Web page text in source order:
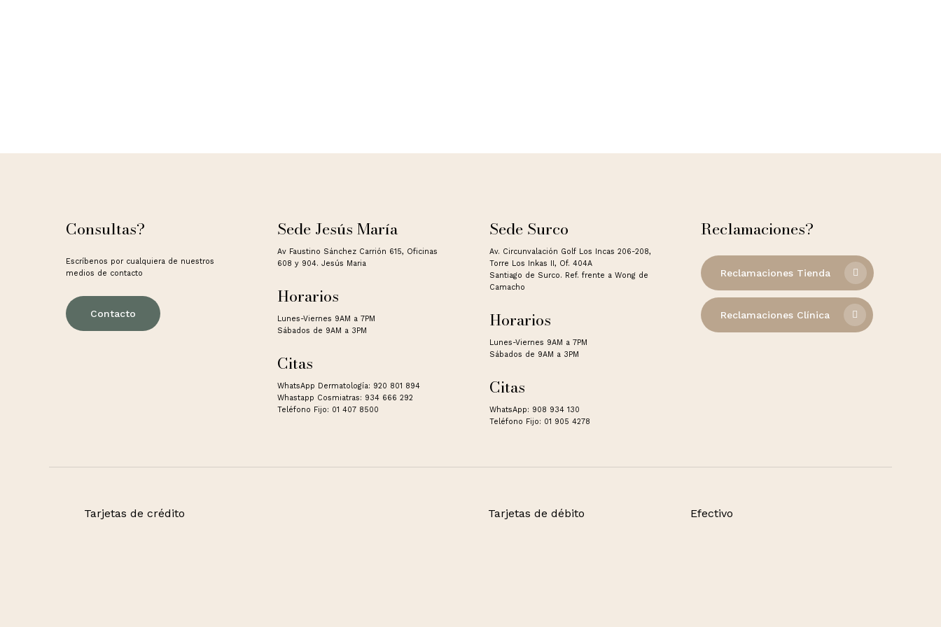
Consultas?
Escríbenos por cualquiera de nuestros
medios de contacto
Contacto
Sede Jesús María
Av Faustino Sánchez Carrión 615, Oficinas
608 y 904. Jesús Maria
Horarios
Lunes-Viernes 9AM a 7PM
Sábados de 9AM a 3PM
Citas
WhatsApp Dermatología: 920 801 894
Whastapp Cosmiatras: 934 666 292
Teléfono Fijo: 01 407 8500
Sede Surco
Av. Circunvalación Golf Los Incas 206-208,
Torre Los Inkas II, Of. 404A
Santiago de Surco. Ref. frente a Wong de
Camacho
Horarios
Lunes-Viernes 9AM a 7PM
Sábados de 9AM a 3PM
Citas
WhatsApp: 908 934 130
Teléfono Fijo: 01 905 4278
Reclamaciones?
Reclamaciones Tienda
Reclamaciones Clínica
Tarjetas de crédito Tarjetas de débito Efectivo